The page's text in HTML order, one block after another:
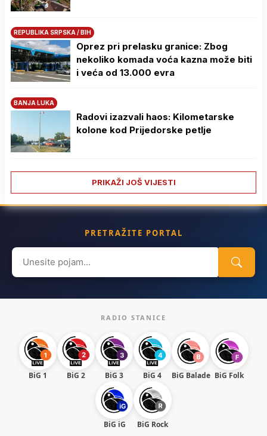
REPUBLIKA SRPSKA / BIH
Oprez pri prelasku granice: Zbog
nekoliko komada voća kazna može biti
i veća od 13.000 evra
BANJA LUKA
Radovi izazvali haos: Kilometarske
kolone kod Prijedorske petlje
PRIKAŽI JOŠ VIJESTI
PRETRAŽITE PORTAL
Search
for:
RADIO STANICE
BiG 1 BiG 2 BiG 3 BiG 4 BiG Balade BiG Folk
BiG iG BiG Rock